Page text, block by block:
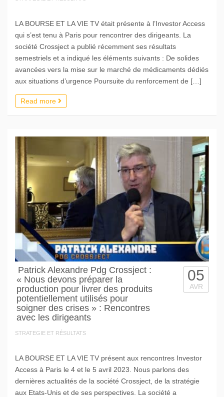
LA BOURSE ET LA VIE TV était présente à l’Investor Access
qui s’est tenu à Paris pour rencontrer des dirigeants. La
société Crossject a publié récemment ses résultats
semestriels et a indiqué les éléments suivants : De solides
avancées vers la mise sur le marché de médicaments dédiés
aux situations d’urgence Poursuite du renforcement de […]
Read more
Patrick Alexandre Pdg Crossject :
« Nous devons préparer la
production pour livrer des produits
potentiellement utilisés pour
soigner des crises » : Rencontres
avec les dirigeants
STRATEGIE ET RÉSULTATS
05
AVR
LA BOURSE ET LA VIE TV présent aux rencontres Investor
Access à Paris le 4 et le 5 avril 2023. Nous parlons des
dernières actualités de la société Crossject, de la stratégie
aux Etats-Unis et de ses perspectives. La société a